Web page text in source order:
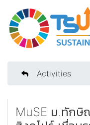
Activities
MuSE ม.ทักษิ